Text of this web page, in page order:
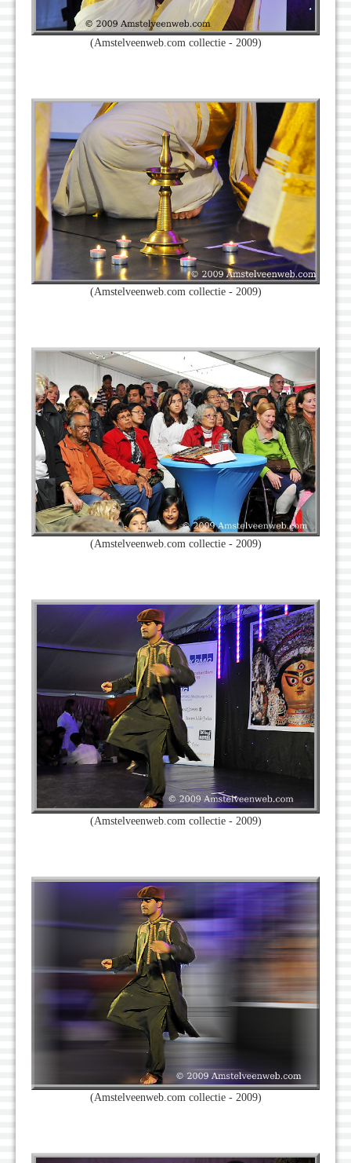
(Amstelveenweb.com collectie - 2009)
(Amstelveenweb.com collectie - 2009)
(Amstelveenweb.com collectie - 2009)
(Amstelveenweb.com collectie - 2009)
(Amstelveenweb.com collectie - 2009)